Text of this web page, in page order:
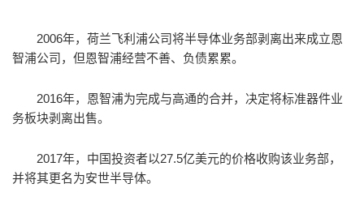
2006年，荷兰飞利浦公司将半导体业务部剥离出来成立恩
智浦公司，但恩智浦经营不善、负债累累。
2016年，恩智浦为完成与高通的合并，决定将标准器件业
务板块剥离出售。
2017年，中国投资者以27.5亿美元的价格收购该业务部，
并将其更名为安世半导体。